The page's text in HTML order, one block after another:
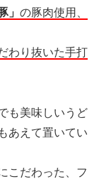
」 の豚肉使用、
わり抜いた手打
も美味しいうど
あえて置いてい
こだわった、フ